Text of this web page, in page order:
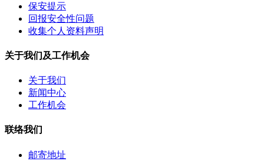
保安提示
回报安全性问题
收集个人资料声明
关于我们及工作机会
关于我们
新闻中心
工作机会
联络我们
邮寄地址